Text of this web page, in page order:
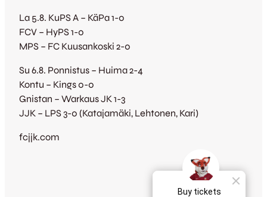
La 5.8. KuPS A – KäPa 1-0
FCV – HyPS 1-0
MPS – FC Kuusankoski 2-0
Su 6.8. Ponnistus – Huima 2-4
Kontu – Kings 0-0
Gnistan – Warkaus JK 1-3
JJK – LPS 3-0 (Katajamäki, Lehtonen, Kari)
fcjjk.com